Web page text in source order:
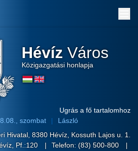
Hévíz Város
Közigazgatási honlapja
Ugrás a fő tartalomhoz
szombat
László
Hivatal, 8380 Hévíz, Kossuth Lajos u. 1.
Pf.:120
Telefon: (83) 500-800